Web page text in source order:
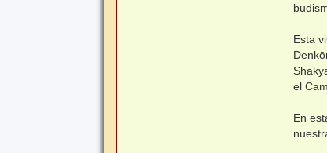
Esta
el
En